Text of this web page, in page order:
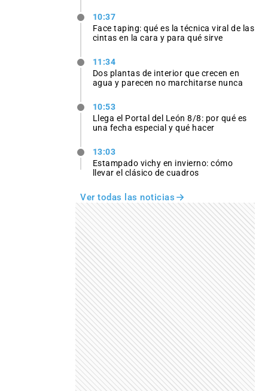
10:37
Face taping: qué es la técnica viral de las
cintas en la cara y para qué sirve
11:34
Dos plantas de interior que crecen en
agua y parecen no marchitarse nunca
10:53
Llega el Portal del León 8/8: por qué es
una fecha especial y qué hacer
13:03
Estampado vichy en invierno: cómo
llevar el clásico de cuadros
Ver todas las noticias